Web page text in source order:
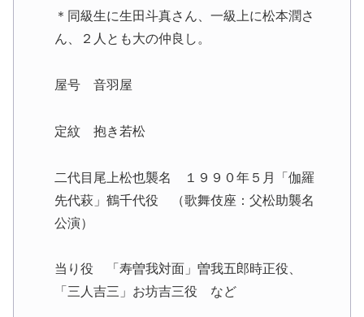
＊同級生に生田斗真さん、一級上に松本潤さ
ん、２人とも大の仲良し。
屋号 音羽屋
定紋 抱き若松
二代目尾上松也襲名 １９９０年５月「伽羅
先代萩」鶴千代役 （歌舞伎座：父松助襲名
公演）
当り役 「寿曽我対面」曽我五郎時正役、
「三人吉三」お坊吉三役 など